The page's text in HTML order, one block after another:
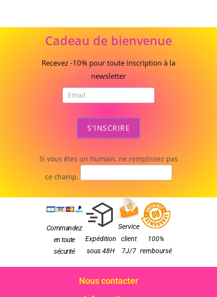
deCadeau de bienvenue
Recevez -10% pour toute inscription à la
newsletter
S'INSCRIRE
Si vous êtes un humain, ne remplissez pas
ce champ.
Commandez
en toute
sécurité
Expédition
sous 48H
Service
client
7J/7
100%
remboursé
Nous contacter